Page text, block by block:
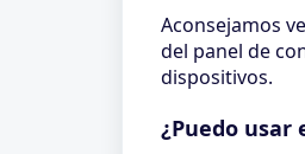
Aconsejamos
del panel de
dispositivos.
¿Puedo usar